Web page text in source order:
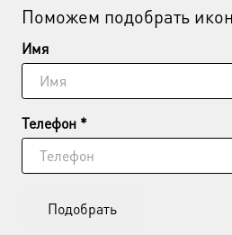
Поможем подобрать
Имя
Телефон *
Подобрать